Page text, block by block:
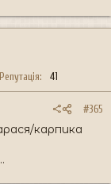
Репутація 41
#365
карпика